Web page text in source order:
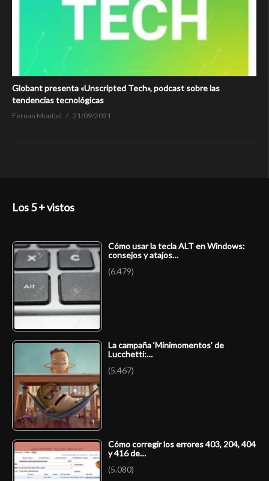
Globant presenta «Unscripted Tech», podcast sobre las
tendencias tecnológicas
Fernan Montiel 21/09/2021
Los 5 + vistos
Cómo usar la tecla ALT en Windows:
consejos y atajos…
(6.479)
La campaña ‘Minimomentos’ de
Lucchetti:…
(5.467)
Cómo corregir los errores 403, 204, 404
y 416 de…
(5.080)